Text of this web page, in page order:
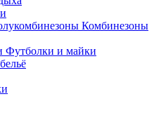
Комбинезоны
Футболки и майки